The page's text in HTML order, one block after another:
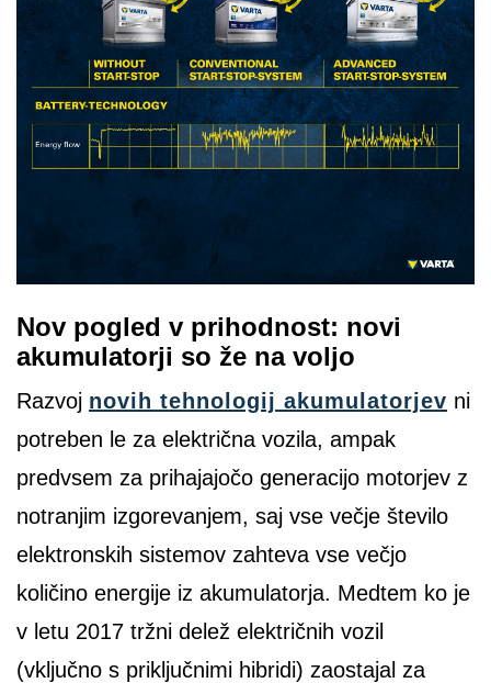
Nov pogled v prihodnost: novi
akumulatorji so že na voljo
Razvoj novih tehnologij akumulatorjev ni
potreben le za električna vozila, ampak
predvsem za prihajajočo generacijo motorjev z
notranjim izgorevanjem, saj vse večje število
elektronskih sistemov zahteva vse večjo
količino energije iz akumulatorja. Medtem ko je
v letu 2017 tržni delež električnih vozil
(vključno s priključnimi hibridi) zaostajal za